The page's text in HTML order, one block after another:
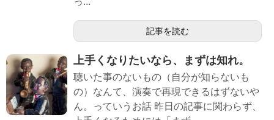
記事を読む
上手くなりたいなら、まずは知れ。
聴いた事のないもの（自分が知らないも
の）なんて、演奏で再現できるはずないや
ん。っていうお話 昨日の記事に関わらず、